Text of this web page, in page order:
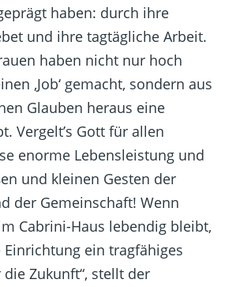
haben: durch ihre
und ihre tagtägliche Arbeit.
haben nicht nur hoch
‚Job‘ gemacht, sondern aus
Glauben heraus eine
Vergelt’s Gott für allen
enorme Lebensleistung und
und kleinen Gesten der
der Gemeinschaft! Wenn
Cabrini-Haus lebendig bleibt,
ein tragfähiges
Zukunft“, stellt der